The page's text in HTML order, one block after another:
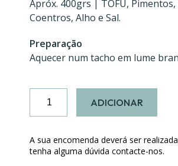
Apróx. 400grs | TOFU, Pimentos,
Coentros, Alho e Sal.
Preparação
Aquecer num tacho em lume
de
Tofu
ADICIONAR
A sua encomenda deverá ser
tenha alguma dúvida contacte-nos.